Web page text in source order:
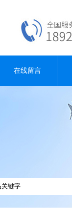
在线留言